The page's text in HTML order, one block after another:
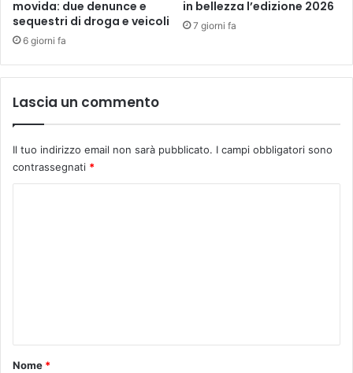
movida: due denunce e
sequestri di droga e veicoli
6 giorni fa
in bellezza l’edizione 2026
7 giorni fa
Lascia un commento
Il tuo indirizzo email non sarà pubblicato. I campi obbligatori sono
contrassegnati *
o
Nome *